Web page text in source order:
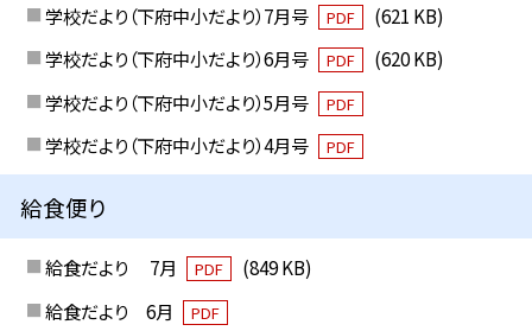
学校だより（下府中小だより）7月号 PDF
(621 KB)
学校だより（下府中小だより）6月号
PDF
(620 KB)
学校だより（下府中小だより）5月号
PDF
学校だより（下府中小だより）4月号 PDF
給食便り
給食だより 7月 PDF
(849 KB)
給食だより 6月
PDF